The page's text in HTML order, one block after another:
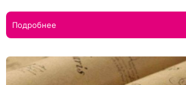
Подробнее